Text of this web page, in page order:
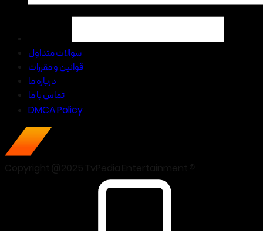
سوالات متداول
قوانین و مقررات
درباره ما
تماس با ما
DMCA Policy